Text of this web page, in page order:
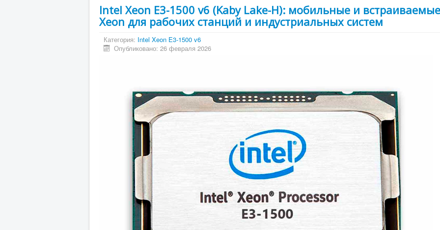
Intel Xeon E3-1500 v6 (Kaby Lake-H): мобильные и встраиваемые
Xeon для рабочих станций и индустриальных систем
Категория: Intel Xeon E3-1500 v6
Опубликовано: 26 февраля 2026